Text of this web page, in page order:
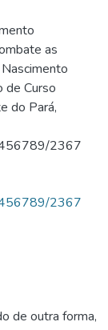
as
de Curso
do Pará,
2367
2367
de outra forma,